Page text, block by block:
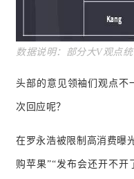
数据说明：部分大V观点
头部的意见领袖们观点不
次回应呢？
在罗永浩被限制高消费曝
购苹果”“发布会还开不开